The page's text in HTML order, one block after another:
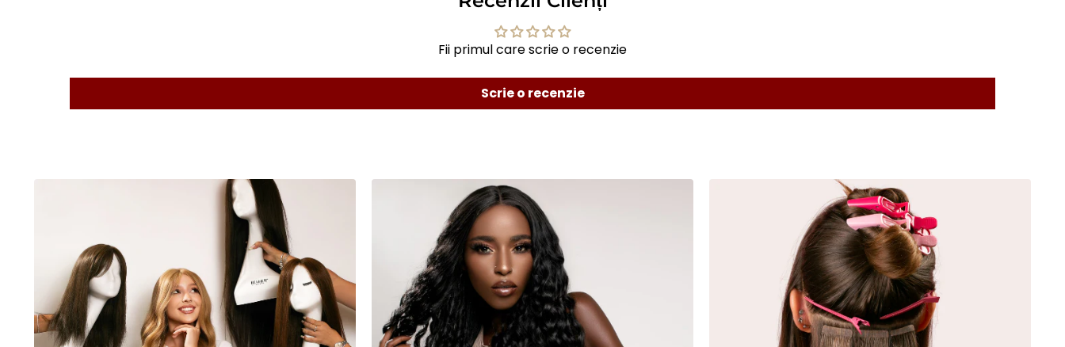
Fii primul care scrie o recenzie
Scrie o recenzie